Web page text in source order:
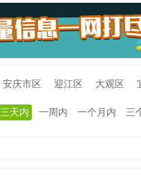
安庆市区 迎江区 大观区
三天内 一周内 一个月内 三